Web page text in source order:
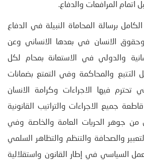
اتمام المرافعات والدفاع.
برسالة المحاماة النبيلة في الدفاع
الانسان في بعدها الانساني وعن
والدولي في الاستعانة بمحام لكل
والمحاكمة وفي التمتع بضمانات
تحترم فيها الاجراءات وكرامة الانسان
جميع الاجراءات والتراتيب القانونية
من جوهر الحريات العامة والخاصة وفي
والصحافة والتنظم والتظاهر السلمي
السياسي في إطار القانون واستقلالية